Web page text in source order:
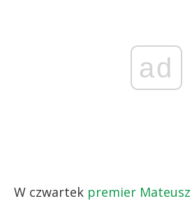
ad
W czwartek premier